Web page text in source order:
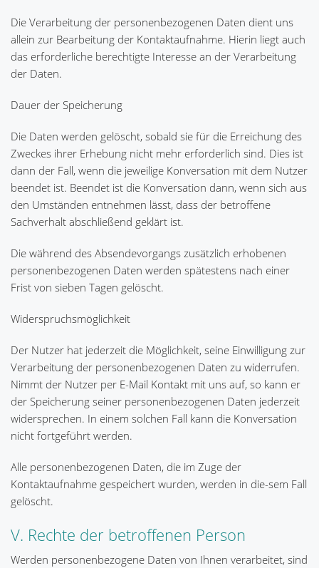
Die Verarbeitung der personenbezogenen Daten dient uns
allein zur Bearbeitung der Kontaktaufnahme. Hierin liegt auch
das erforderliche berechtigte Interesse an der Verarbeitung
der Daten.
Dauer der Speicherung
Die Daten werden gelöscht, sobald sie für die Erreichung des
Zweckes ihrer Erhebung nicht mehr erforderlich sind. Dies ist
dann der Fall, wenn die jeweilige Konversation mit dem Nutzer
beendet ist. Beendet ist die Konversation dann, wenn sich aus
den Umständen entnehmen lässt, dass der betroffene
Sachverhalt abschließend geklärt ist.
Die während des Absendevorgangs zusätzlich erhobenen
personenbezogenen Daten werden spätestens nach einer
Frist von sieben Tagen gelöscht.
Widerspruchsmöglichkeit
Der Nutzer hat jederzeit die Möglichkeit, seine Einwilligung zur
Verarbeitung der personenbezogenen Daten zu widerrufen.
Nimmt der Nutzer per E-Mail Kontakt mit uns auf, so kann er
der Speicherung seiner personenbezogenen Daten jederzeit
widersprechen. In einem solchen Fall kann die Konversation
nicht fortgeführt werden.
Alle personenbezogenen Daten, die im Zuge der
Kontaktaufnahme gespeichert wurden, werden in die-sem Fall
gelöscht.
V. Rechte der betroffenen Person
Werden personenbezogene Daten von Ihnen verarbeitet, sind